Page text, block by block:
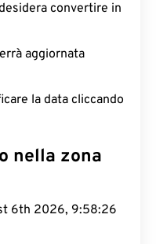
convertire in
aggiornata
la data cliccando
nella zona
6th 2026, 9:58:26